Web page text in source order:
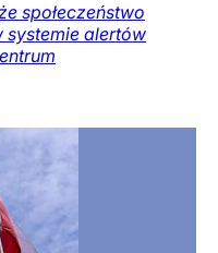
społeczeństwo
systemie alertów